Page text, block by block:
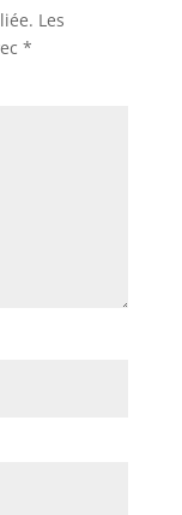
Les
*